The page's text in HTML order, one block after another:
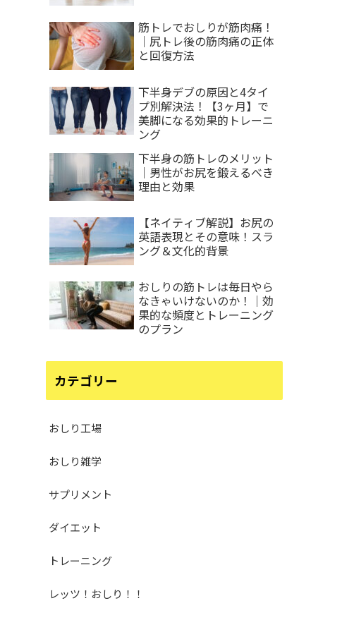
筋トレでおしりが筋肉痛！
｜尻トレ後の筋肉痛の正体
と回復方法
下半身デブの原因と4タイ
プ別解決法！【3ヶ月】で
美脚になる効果的トレーニ
ング
下半身の筋トレのメリット
｜男性がお尻を鍛えるべき
理由と効果
【ネイティブ解説】お尻の
英語表現とその意味！スラ
ング＆文化的背景
おしりの筋トレは毎日やら
なきゃいけないのか！｜効
果的な頻度とトレーニング
のプラン
カテゴリー
おしり工場
おしり雑学
サプリメント
ダイエット
トレーニング
レッツ！おしり！！